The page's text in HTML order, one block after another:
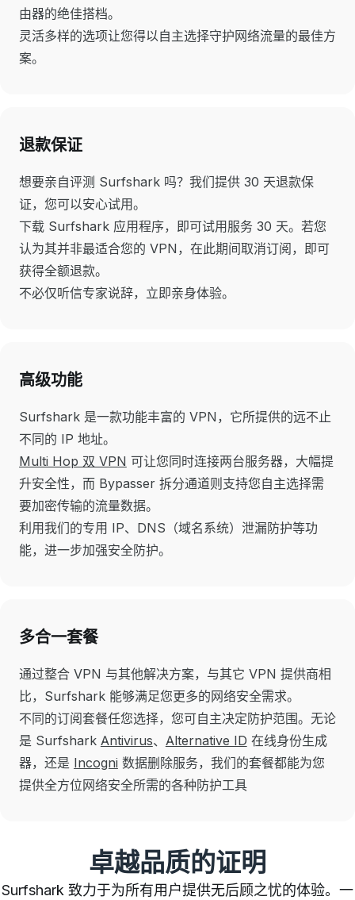
由器的绝佳搭档。
灵活多样的选项让您得以自主选择守护网络流量的最佳方
案。
退款保证
想要亲自评测 Surfshark 吗？我们提供 30 天退款保
证，您可以安心试用。
下载 Surfshark 应用程序，即可试用服务 30 天。若您
认为其并非最适合您的 VPN，在此期间取消订阅，即可
获得全额退款。
不必仅听信专家说辞，立即亲身体验。
高级功能
Surfshark 是一款功能丰富的 VPN，它所提供的远不止
不同的 IP 地址。
Multi Hop 双 VPN 可让您同时连接两台服务器，大幅提
升安全性，而 Bypasser 拆分通道则支持您自主选择需
要加密传输的流量数据。
利用我们的专用 IP、DNS（域名系统）泄漏防护等功
能，进一步加强安全防护。
多合一套餐
通过整合 VPN 与其他解决方案， 与其它 VPN 提供商相
比，Surfshark 能够满足您更多的网络安全需求。
不同的订阅套餐任您选择，您可自主决定防护范围。无论
是 Surfshark Antivirus、 Alternative ID 在线身份生成
器，还是 Incogni 数据删除服务，我们的套餐都能为您
提供全方位网络安全所需的各种防护工具
卓越品质的证明
Surfshark 致力于为所有用户提供无后顾之忧的体验。一